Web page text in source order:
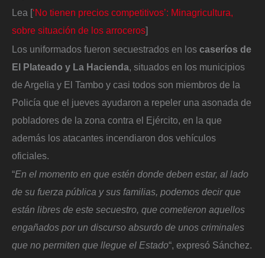
Lea [‘No tienen precios competitivos’: Minagricultura,
sobre situación de los arroceros]
Los uniformados fueron secuestrados en los caseríos de
El Plateado y La Hacienda, situados en los municipios
de Argelia y El Tambo y casi todos son miembros de la
Policía que el jueves ayudaron a repeler una asonada de
pobladores de la zona contra el Ejército, en la que
además los atacantes incendiaron dos vehículos
oficiales.
“En el momento en que estén donde deben estar, al lado
de su fuerza pública y sus familias, podemos decir que
están libres de este secuestro, que cometieron aquellos
engañados por un discurso absurdo de unos criminales
que no permiten que llegue el Estado“, expresó Sánchez.